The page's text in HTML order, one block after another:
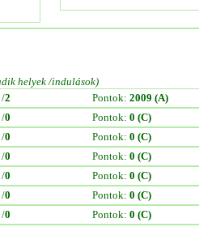
helyek /indulások)
/2 Pontok: 2009 (A)
/0 Pontok: 0 (C)
/0 Pontok: 0 (C)
/0 Pontok: 0 (C)
/0 Pontok: 0 (C)
/0 Pontok: 0 (C)
/0 Pontok: 0 (C)